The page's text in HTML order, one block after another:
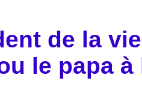
de la
le papa à